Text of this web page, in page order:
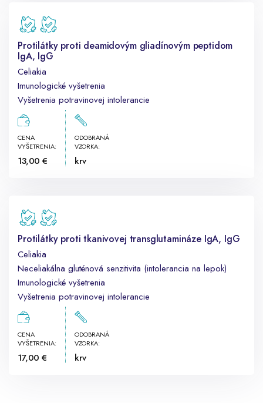
Protilátky proti deamidovým gliadínovým peptidom
IgA, IgG
Celiakia
Imunologické vyšetrenia
Vyšetrenia potravinovej intolerancie
CENA
VYŠETRENIA:
13,00 €
ODOBRANÁ
VZORKA:
krv
Protilátky proti tkanivovej transglutamináze IgA, IgG
Celiakia
Neceliakálna gluténová senzitivita (intolerancia na lepok)
Imunologické vyšetrenia
Vyšetrenia potravinovej intolerancie
CENA
VYŠETRENIA:
17,00 €
ODOBRANÁ
VZORKA:
krv